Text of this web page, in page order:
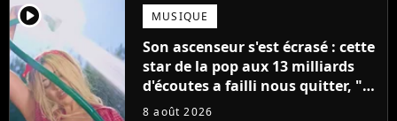
player2 MUSIQUE
Son ascenseur s'est écrasé : cette
star de la pop aux 13 milliards
d'écoutes a failli nous quitter, "Je
pensais ne plus jamais chanter"
8 août 2026